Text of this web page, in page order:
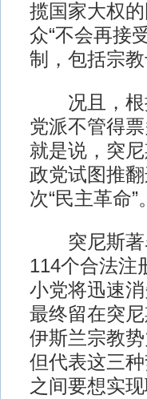
揽国家大权
众“不会再接
制，包括宗教
况且，根据
党派不管得
就是说，突
政党试图推
次“民主革命”。
突尼斯著
114个合法注
小党将迅速
最终留在突
伊斯兰宗教
但代表这三
之间要想实